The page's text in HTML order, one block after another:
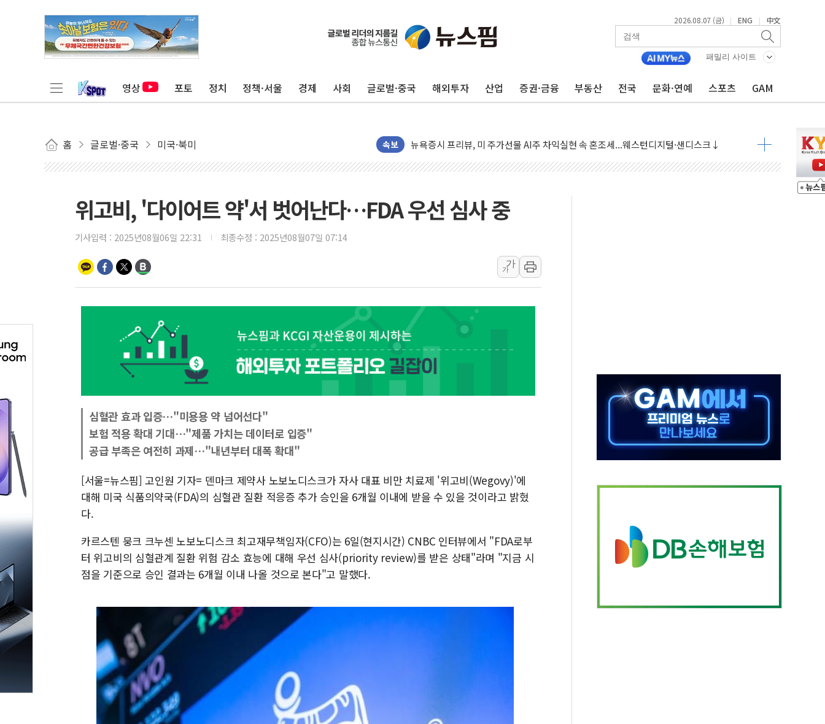
2026.08.07 (금) | ENG | 中文
패밀리 사이트
영상 포토 정치 정책·서울 경제 사회 글로벌·중국 해외투자 산업 증권·금융 부동산 전국 문화·연예 스포츠 GAM
홈 글로벌·중국 미국·북미 속보
유럽증시, 견조한 실적 소화하며 대부분 상승… "2분기 기업 순이익 21% 증가" 전망
리투아니아 국방 "러, 우크라 드론으로 나토 회원국 공격 검토… 거짓 깃발 작전"
뉴욕증시 개장 전 특징주...모더나·아이온큐·도어대시↑ VS 샌디스크·피그마·앱러빈↓
김정관 장관 "영업이익 N% 성과급 반대…상법·자본시장법 개정 논의"
청와대, 북한 단거리 탄도미사일 발사에 긴급 안보 점검회의
금값 7주 만에 최고…美 고용 둔화·호르무즈 재개방 기대에 강세
러, 1인칭시점 드론으로 우크라 민간인 '사파리' 공격… 시민들 공포감 극대화 전략
[베트남 증시] 지수 하락 속 'DGC' 임시 주총 기대감에 홀로 상한가…마진 잔액은 사상 최고
양주 섬유염색공장서 화재 1명 중상…대응 1단계 진압 중
김정관 산업부 장관 "주 52시간 손봐야, 경쟁상대 中과 비교해야"
해군 1함대 창설 80주년…지역과 함께하는 '선봉'의 대민 봉사
[3보] 북, 원산서 동해로 단거리 탄도미사일 1발 발사… 올해 10번째·42일 만 도발
우크라 드론 전술, 중남미 콜롬비아에 새 안보 위기… 반군·마약카르텔이 습득해 전투 활용
동해해경, 독도 해상서 부유물 감긴 어선 구조
주한미군 "오산기지 누출, 백린 아닌 무해한 표면 부식 물질"
구미 폐염산처리업체서 불 2시간30여분만에 진화...외국인 노동자 숨져
위고비, '다이어트 약'서 벗어난다…FDA 우선 심사 중
기사입력 : 2025년08월06일 22:31 최종수정 : 2025년08월07일 07:14
가
가
심혈관 효과 입증…"미용용 약 넘어선다"
보험 적용 확대 기대…"제품 가치는 데이터로 입증"
공급 부족은 여전히 과제…"내년부터 대폭 확대"
[서울=뉴스핌] 고인원 기자= 덴마크 제약사 노보노디스크가 자사 대표 비만 치료제 '위고비(Wegovy)'에
대해 미국 식품의약국(FDA)의 심혈관 질환 적응증 추가 승인을 6개월 이내에 받을 수 있을 것이라고 밝혔
다.
카르스텐 뭉크 크누센 노보노디스크 최고재무책임자(CFO)는 6일(현지시간) CNBC 인터뷰에서 "FDA로부
터 위고비의 심혈관계 질환 위험 감소 효능에 대해 우선 심사(priority review)를 받은 상태"라며 "지금 시
점을 기준으로 승인 결과는 6개월 이내 나올 것으로 본다"고 말했다.